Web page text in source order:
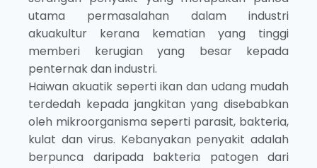
utama permasalahan dalam industri
akuakultur kerana kematian yang tinggi
memberi kerugian yang besar kepada
penternak dan industri.
Haiwan akuatik seperti ikan dan udang mudah
terdedah kepada jangkitan yang disebabkan
oleh mikroorganisma seperti parasit, bakteria,
kulat dan virus. Kebanyakan penyakit adalah
berpunca daripada bakteria patogen dari